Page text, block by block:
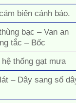
biến cảnh báo.
bạc – Van an
tắc – Bốc
thống gạt mưa
– Dây sang số